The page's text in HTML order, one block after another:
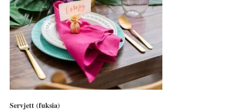
Servjett (fuksia)